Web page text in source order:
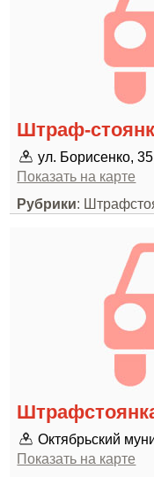
Штраф-
ул. Борисенко,
Показать на карте
Рубрики:
Октябрьский
Показать на карте